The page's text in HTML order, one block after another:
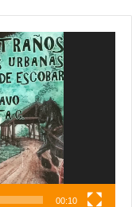
00:10